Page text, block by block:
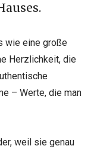
wie eine große
Herzlichkeit, die
– Werte, die man
weil sie genau